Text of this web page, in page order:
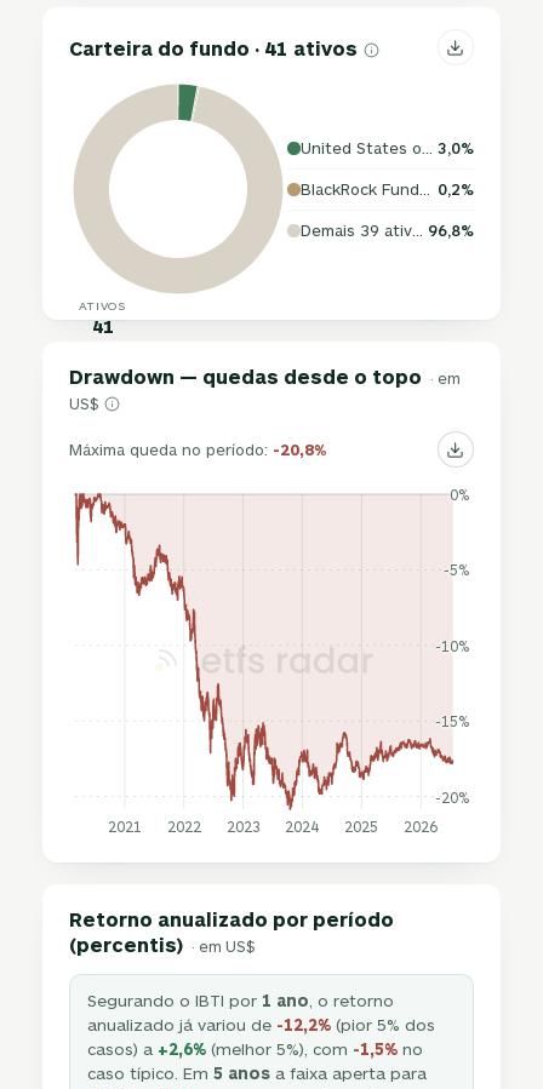
Carteira do fundo · 41 ativos
ATIVOS
41
3,0%
0,2%
96,8%
Drawdown — quedas desde o topo · em
US$
Máxima queda no período: -20,8%
-20%
-15%
-10%
-5%
0%
2021 2022 2023 2024 2025 2026
Retorno anualizado por período
(percentis) · em US$
Segurando o IBTI por 1 ano , o retorno
anualizado já variou de -12,2% (pior 5% dos
casos) a +2,6% (melhor 5%), com -1,5% no
caso típico. Em5 anos a faixa aperta para